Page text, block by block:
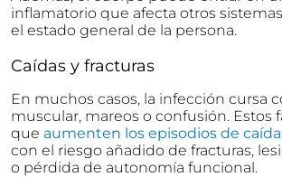
inflamatorio que afecta otros
el estado general de la persona.
Caídas y fracturas
En muchos casos, la infección cursa
muscular, mareos o confusión. Estos
que aumenten los episodios de
con el riesgo añadido de fracturas,
o pérdida de autonomía funcional.